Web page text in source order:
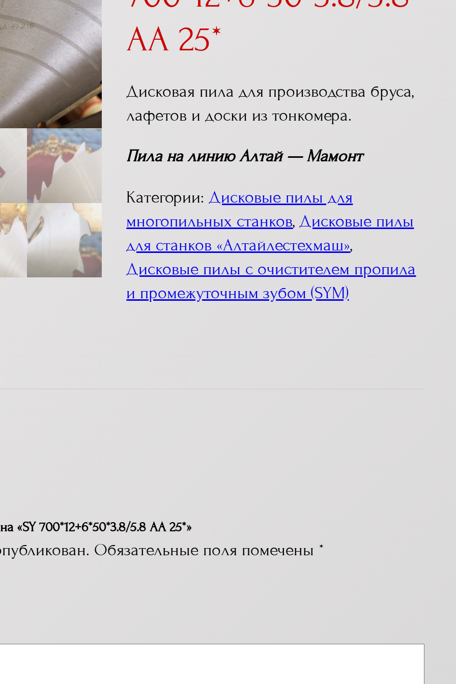
AA 25*
Дисковая пила для производства бруса,
лафетов и доски из тонкомера.
Пила на линию Алтай — Мамонт
Категории:Дисковые пилы для
многопильных станков,Дисковые пилы
для станков «Алтайлестехмаш»,
Дисковые пилы с очистителем пропила
и промежуточным зубом (SYM)
«SY 700*12+6*50*3.8/5.8 AA 25*»
Обязательные поля помечены *